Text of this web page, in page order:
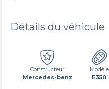
Détails du véhicule
Constructeur
Mercedes-benz
Modèle
E350